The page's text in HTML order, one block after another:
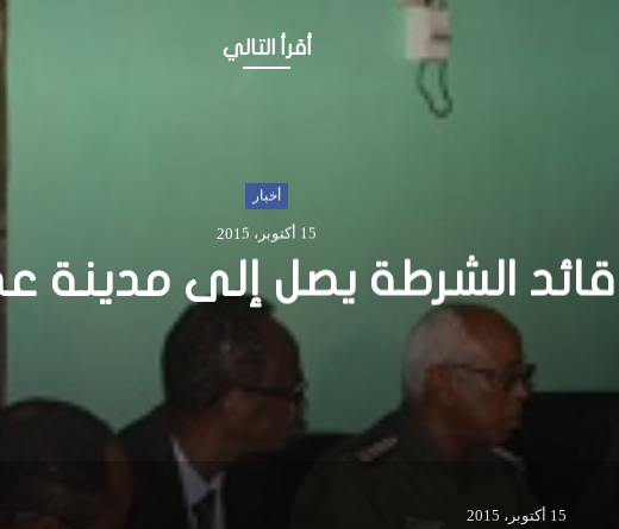
أقرأ التالي
القبض على متهم بقتل
جوهر
15 أكتوبر، 2015